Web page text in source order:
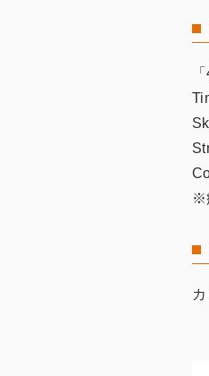
※